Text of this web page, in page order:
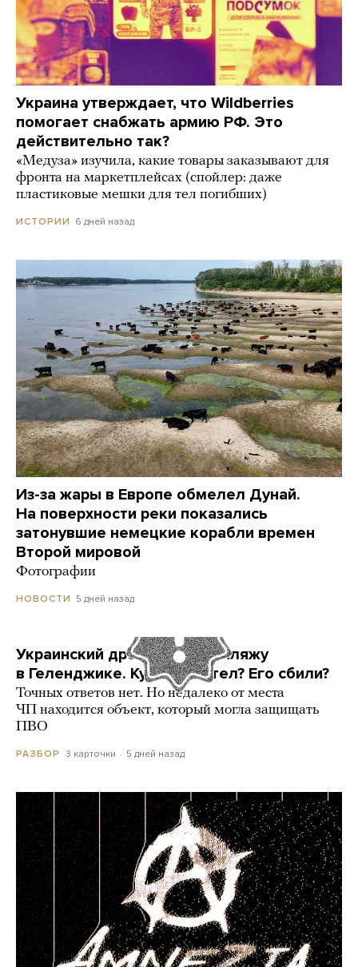
Украина утверждает, что Wildberries
помогает снабжать армию РФ. Это
действительно так?
«Медуза» изучила, какие товары заказывают для
фронта на маркетплейсах (спойлер: даже
пластиковые мешки для тел погибших)
ИСТОРИИ 6 дней назад
Из-за жары в Европе обмелел Дунай.
На поверхности реки показались
затонувшие немецкие корабли времен
Второй мировой
Фотографии
НОВОСТИ 5 дней назад
Украинский дрон попал по пляжу
в Геленджике. Куда он летел? Его сбили?
Точных ответов нет. Но недалеко от места
ЧП находится объект, который могла защищать
ПВО
РАЗБОР 3 карточки 5 дней назад